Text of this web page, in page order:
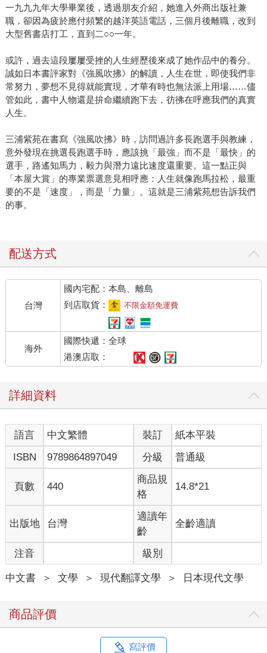
一九九九年大學畢業後，透過朋友介紹，她進入外商出版社兼
職，卻因為疲於應付頻繁的越洋英語電話，三個月後離職，改到
大型舊書店打工，直到二○○一年。
或許，過去這段屢屢受挫的人生經歷後來成了她作品中的養分。
誠如日本書評家對《強風吹拂》的解讀，人生在世，即使我們非
常努力，夢想不見得就能實現，才華有時也無法派上用場……儘
管如此，書中人物還是拚命繼續跑下去，彷彿在呼應我們的真實
人生。
三浦紫苑在書寫《強風吹拂》時，訪問過許多長跑選手與教練，
意外發現在挑選長跑選手時，應該挑「最強」而不是「最快」的
選手，路遙知馬力，毅力與潛力遠比速度還重要。這一點正與
「本屋大賞」的專業票選意見相呼應：人生就像跑馬拉松，最重
要的不是「速度」，而是「力量」。這就是三浦紫苑想告訴我們
的事。
配送方式
台灣
國內宅配：本島、離島
到店取貨：
不限金額免運費
海外
國際快遞：全球
港澳店取：
詳細資料
語言 中文繁體 裝訂
紙本平裝
ISBN
9789864897049 分級 普通級
頁數 440
商品規
格
14.8*21
出版地 台灣
適讀年
齡
全齡適讀
注音 級別
中文書 ＞ 文學 ＞ 現代翻譯文學 ＞ 日本現代文學
商品評價
寫評價